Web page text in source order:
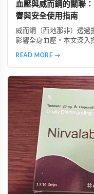
血壓與威而鋼的關聯
響與安全使用指南
威而鋼（西地那非）透過
影響全身血壓。本文深入
在兼顧安全的前提下提升
READ MORE →